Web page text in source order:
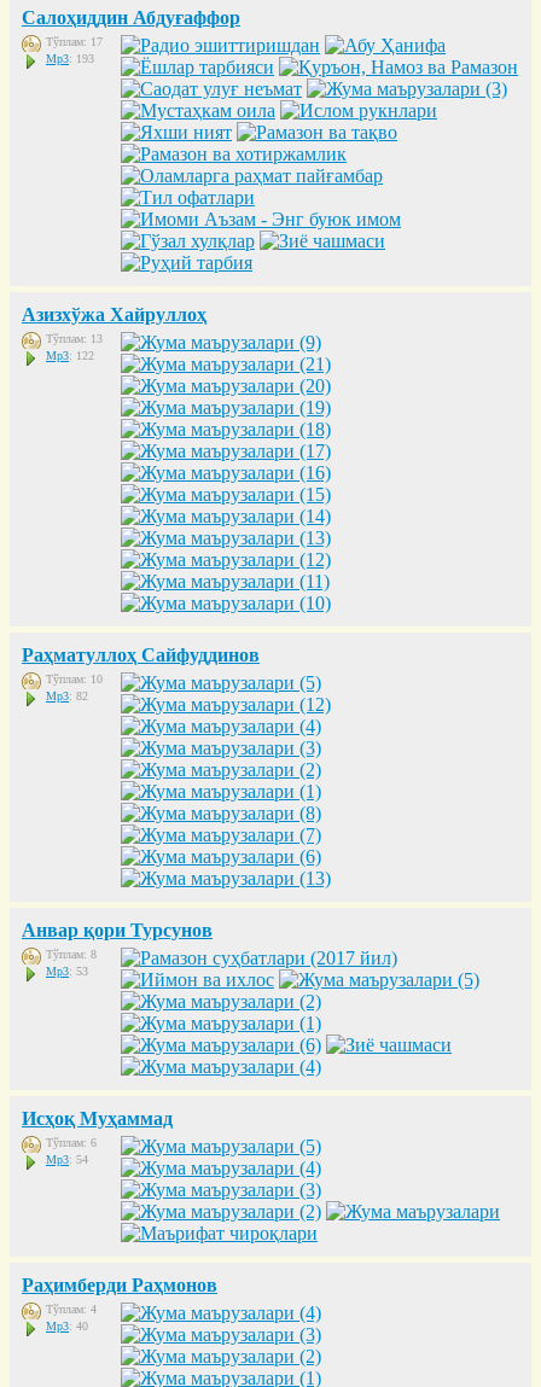
Салоҳиддин Абдуғаффор
Тўплам: 17
Mp3: 193
Азизхўжа Хайруллоҳ
Тўплам: 13
Mp3: 122
Раҳматуллоҳ Сайфуддинов
Тўплам: 10
Mp3: 82
Анвар қори Турсунов
Тўплам: 8
Mp3: 53
Исҳоқ Муҳаммад
Тўплам: 6
Mp3: 54
Раҳимберди Раҳмонов
Тўплам: 4
Mp3: 40